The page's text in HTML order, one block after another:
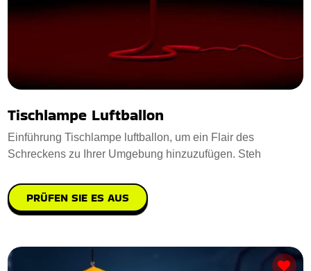
Tischlampe Luftballon
Einführung Tischlampe luftballon, um ein Flair des
Schreckens zu Ihrer Umgebung hinzuzufügen. Steh
PRÜFEN SIE ES AUS